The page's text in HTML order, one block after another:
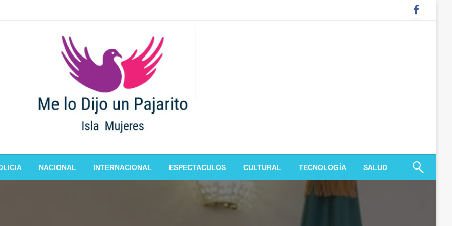
NACIONAL INTERNACIONAL ESPECTACULOS CULTURAL TECNOLOGÍA SALUD